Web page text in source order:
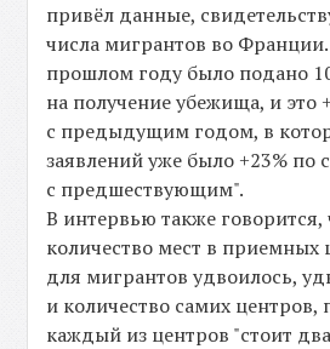
привёл данные,
числа мигрантов во
прошлом году было подано
на получение убежища, и это
с предыдущим годом, в
заявлений уже было +23% по
с предшествующим".
В интервью также говорится,
количество мест в приемных
для мигрантов удвоилось,
и количество самих центров,
каждый из центров "стоит